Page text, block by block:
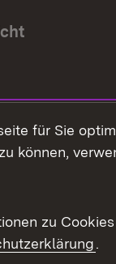
für Sie
können,
zu
.